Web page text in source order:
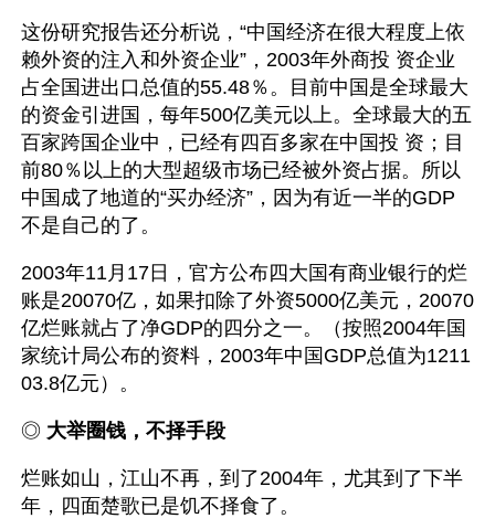
这份研究报告还分析说，“中国经济在很大程度上依
赖外资的注入和外资企业”，2003年外商投 资企业
占全国进出口总值的55.48％。目前中国是全球最大
的资金引进国，每年500亿美元以上。全球最大的五
百家跨国企业中，已经有四百多家在中国投 资；目
前80％以上的大型超级市场已经被外资占据。所以
中国成了地道的“买办经济”，因为有近一半的GDP
不是自己的了。
2003年11月17日，官方公布四大国有商业银行的烂
账是20070亿，如果扣除了外资5000亿美元，20070
亿烂账就占了净GDP的四分之一。（按照2004年国
家统计局公布的资料，2003年中国GDP总值为1211
03.8亿元）。
◎ 大举圈钱，不择手段
烂账如山，江山不再，到了2004年，尤其到了下半
年，四面楚歌已是饥不择食了。